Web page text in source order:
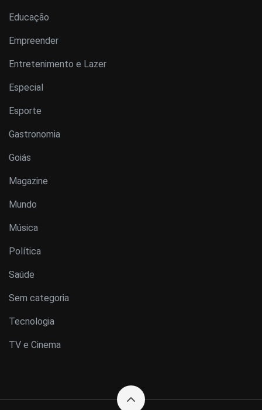
Educação
Empreender
Entretenimento e Lazer
Especial
Esporte
Gastronomia
Goiás
Magazine
Mundo
Música
Política
Saúde
Sem categoria
Tecnologia
TV e Cinema